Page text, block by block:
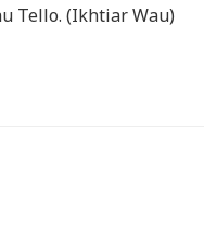
Tello. (Ikhtiar Wau)